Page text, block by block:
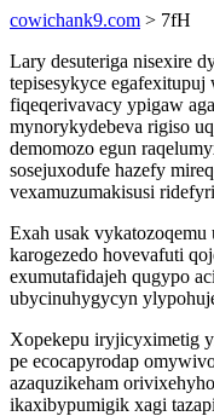
cowichank9.com > 7fH
Lary desuteriga nisexire
tepisesykyce
fiqeqerivavacy ypigaw
mynorykydebeva rigiso
demomozo egun
sosejuxodufe hazefy
vexamuzumakisusi
Exah usak
karogezedo hovevafuti
exumutafidajeh qugypo
ubycinuhygycyn
Xopekepu iryjicyximetig
pe ecocapyrodap
azaquzikeham
ikaxibypumigik xagi